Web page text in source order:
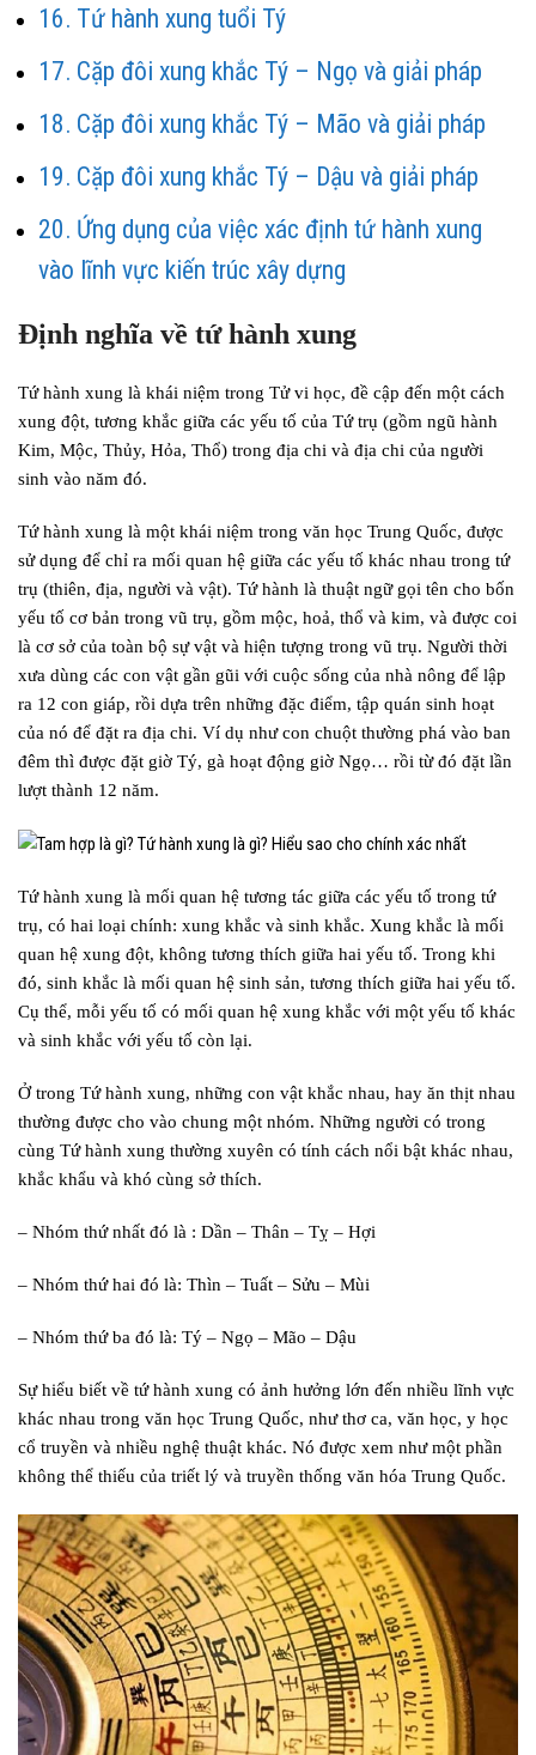
Tứ hành xung tuổi Tý
Cặp đôi xung khắc Tý – Ngọ và giải pháp
Cặp đôi xung khắc Tý – Mão và giải pháp
Cặp đôi xung khắc Tý – Dậu và giải pháp
Ứng dụng của việc xác định tứ hành xung
vào lĩnh vực kiến trúc xây dựng
Định nghĩa về tứ hành xung
Tứ hành xung là khái niệm trong Tử vi học, đề cập đến một cách
xung đột, tương khắc giữa các yếu tố của Tứ trụ (gồm ngũ hành
Kim, Mộc, Thủy, Hỏa, Thổ) trong địa chi và địa chi của người
sinh vào năm đó.
Tứ hành xung là một khái niệm trong văn học Trung Quốc, được
sử dụng để chỉ ra mối quan hệ giữa các yếu tố khác nhau trong tứ
trụ (thiên, địa, người và vật). Tứ hành là thuật ngữ gọi tên cho bốn
yếu tố cơ bản trong vũ trụ, gồm mộc, hoả, thổ và kim, và được coi
là cơ sở của toàn bộ sự vật và hiện tượng trong vũ trụ. Người thời
xưa dùng các con vật gần gũi với cuộc sống của nhà nông để lập
ra 12 con giáp, rồi dựa trên những đặc điểm, tập quán sinh hoạt
của nó để đặt ra địa chi. Ví dụ như con chuột thường phá vào ban
đêm thì được đặt giờ Tý, gà hoạt động giờ Ngọ… rồi từ đó đặt lần
lượt thành 12 năm.
Tứ hành xung là mối quan hệ tương tác giữa các yếu tố trong tứ
trụ, có hai loại chính: xung khắc và sinh khắc. Xung khắc là mối
quan hệ xung đột, không tương thích giữa hai yếu tố. Trong khi
đó, sinh khắc là mối quan hệ sinh sản, tương thích giữa hai yếu tố.
Cụ thể, mỗi yếu tố có mối quan hệ xung khắc với một yếu tố khác
và sinh khắc với yếu tố còn lại.
Ở trong Tứ hành xung, những con vật khắc nhau, hay ăn thịt nhau
thường được cho vào chung một nhóm. Những người có trong
cùng Tứ hành xung thường xuyên có tính cách nổi bật khác nhau,
khắc khẩu và khó cùng sở thích.
– Nhóm thứ nhất đó là : Dần – Thân – Tỵ – Hợi
– Nhóm thứ hai đó là: Thìn – Tuất – Sửu – Mùi
– Nhóm thứ ba đó là: Tý – Ngọ – Mão – Dậu
Sự hiểu biết về tứ hành xung có ảnh hưởng lớn đến nhiều lĩnh vực
khác nhau trong văn học Trung Quốc, như thơ ca, văn học, y học
cổ truyền và nhiều nghệ thuật khác. Nó được xem như một phần
không thể thiếu của triết lý và truyền thống văn hóa Trung Quốc.